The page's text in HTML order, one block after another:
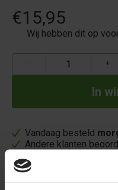
€15,95
Wij hebben dit op
+
Vandaag besteld
Andere klanten
Beschrijving